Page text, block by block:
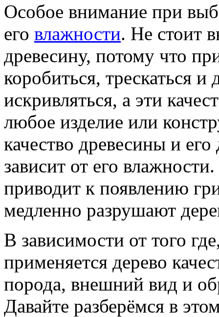
Особое внимание при
его влажности. Не стоит
древесину, потому что
коробиться, трескаться и
искривляться, а эти
любое изделие или
качество древесины и
зависит от его
приводит к появлению
медленно разрушают
В зависимости от того
применяется дерево
порода, внешний вид и
Давайте разберёмся в